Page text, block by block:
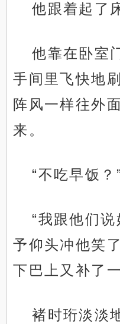
他跟着起了
他靠在卧室
手间里飞快地
阵风一样往外
来。
“不吃早饭？”
“我跟他们
予仰头冲他笑
下巴上又补了一
褚时珩淡淡